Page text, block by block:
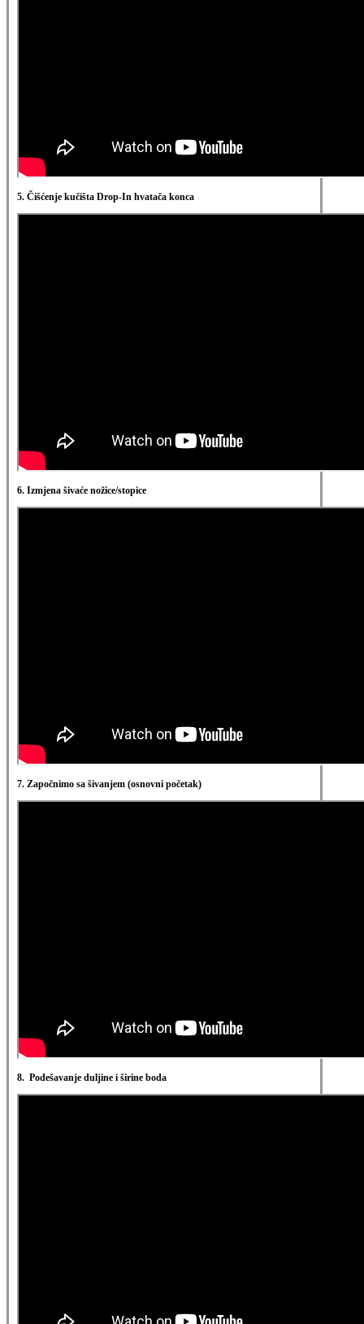
5. Čišćenje kučišta Drop-In hvatača konca
6. Izmjena šivaće nožice/stopice
7. Započnimo sa šivanjem (osnovni početak)
8. Podešavanje duljine i širine boda